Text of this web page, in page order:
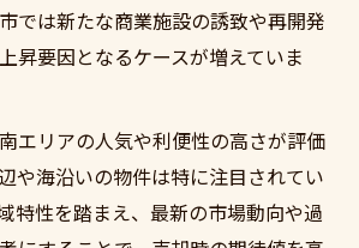
では新たな商業施設の誘致や再開発
昇要因となるケースが増えていま
エリアの人気や利便性の高さが評価
や海沿いの物件は特に注目されてい
特性を踏まえ、最新の市場動向や過